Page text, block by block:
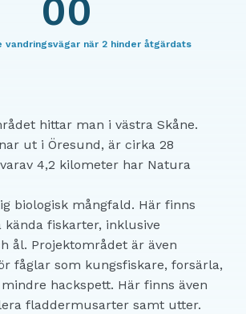
00
vandringsvägar när 2 hinder åtgärdats
hittar man i västra Skåne.
ut i Öresund, är cirka 28
4,2 kilometer har Natura
biologisk mångfald. Här finns
kända fiskarter, inklusive
ål. Projektområdet är även
fåglar som kungsfiskare, forsärla,
hackspett. Här finns även
fladdermusarter samt utter.